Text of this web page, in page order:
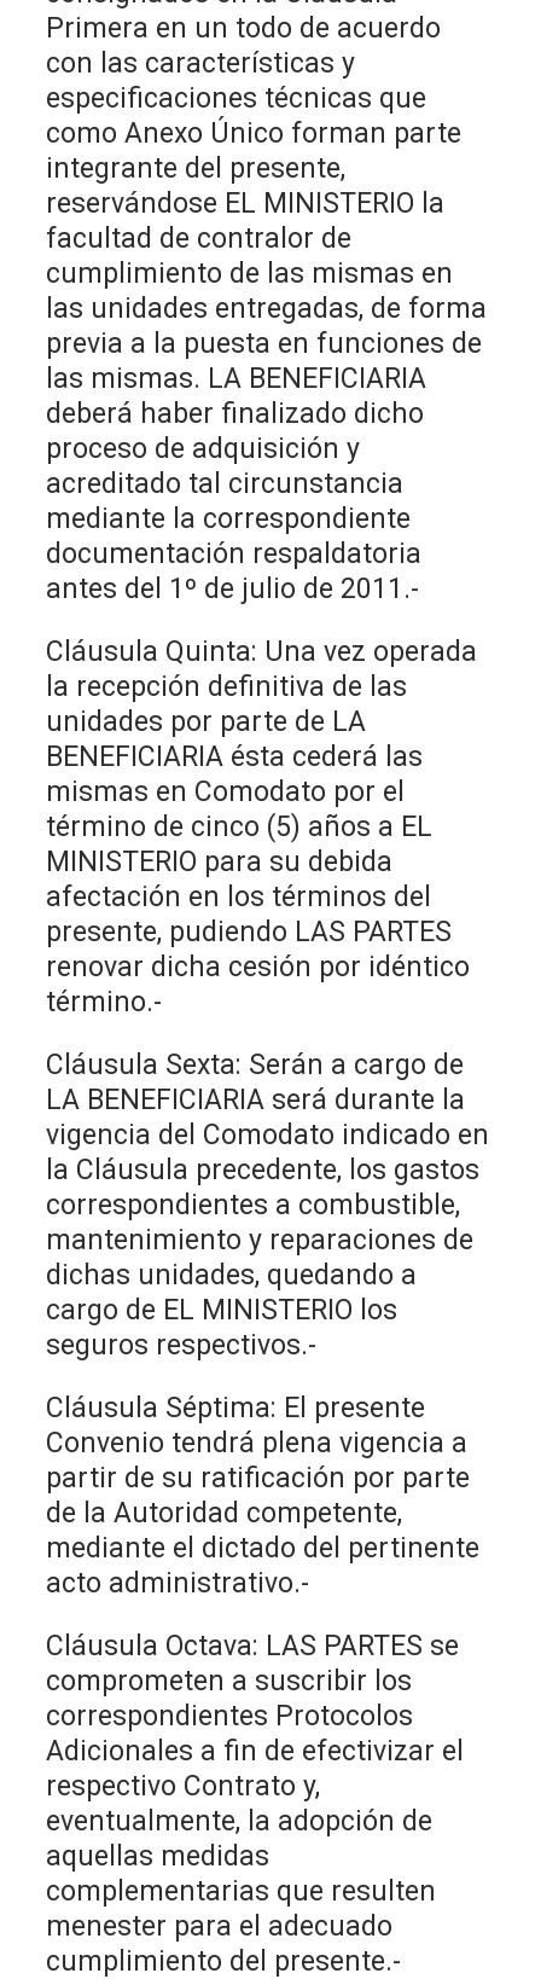
Primera en un todo de acuerdo
con las características y
especificaciones técnicas que
como Anexo Único forman parte
integrante del presente,
reservándose EL MINISTERIO la
facultad de contralor de
cumplimiento de las mismas en
las unidades entregadas, de forma
previa a la puesta en funciones de
las mismas. LA BENEFICIARIA
deberá haber finalizado dicho
proceso de adquisición y
acreditado tal circunstancia
mediante la correspondiente
documentación respaldatoria
antes del 1º de julio de 2011.-
Cláusula Quinta: Una vez operada
la recepción definitiva de las
unidades por parte de LA
BENEFICIARIA ésta cederá las
mismas en Comodato por el
término de cinco (5) años a EL
MINISTERIO para su debida
afectación en los términos del
presente, pudiendo LAS PARTES
renovar dicha cesión por idéntico
término.-
Cláusula Sexta: Serán a cargo de
LA BENEFICIARIA será durante la
vigencia del Comodato indicado en
la Cláusula precedente, los gastos
correspondientes a combustible,
mantenimiento y reparaciones de
dichas unidades, quedando a
cargo de EL MINISTERIO los
seguros respectivos.-
Cláusula Séptima: El presente
Convenio tendrá plena vigencia a
partir de su ratificación por parte
de la Autoridad competente,
mediante el dictado del pertinente
acto administrativo.-
Cláusula Octava: LAS PARTES se
comprometen a suscribir los
correspondientes Protocolos
Adicionales a fin de efectivizar el
respectivo Contrato y,
eventualmente, la adopción de
aquellas medidas
complementarias que resulten
menester para el adecuado
cumplimiento del presente.-